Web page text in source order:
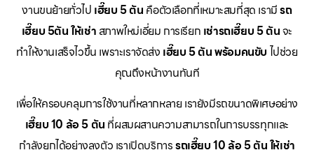
งานขนย้ายทั่วไป เฮี๊ยบ 5 ตัน คือตัวเลือกที่เหมาะสมที่สุด เรามีรถ
เฮี๊ยบ 5ตัน ให้เช่า สภาพใหม่เอี่ยม การเรียก เช่ารถเฮี๊ยบ 5 ตันจะ
ทำให้งานเสร็จไวขึ้น เพราะเราจัดส่ง เฮี๊ยบ 5 ตัน พร้อมคนขับ ไปช่วย
คุณถึงหน้างานทันที
เพื่อให้ครอบคลุมการใช้งานที่หลากหลาย เรายังมีรถขนาดพิเศษอย่าง
เฮี๊ยบ 10 ล้อ 5 ตัน ที่ผสมผสานความสามารถในการบรรทุกและ
กำลังยกได้อย่างลงตัว เราเปิดบริการรถเฮี๊ยบ 10 ล้อ 5 ตัน ให้เช่า